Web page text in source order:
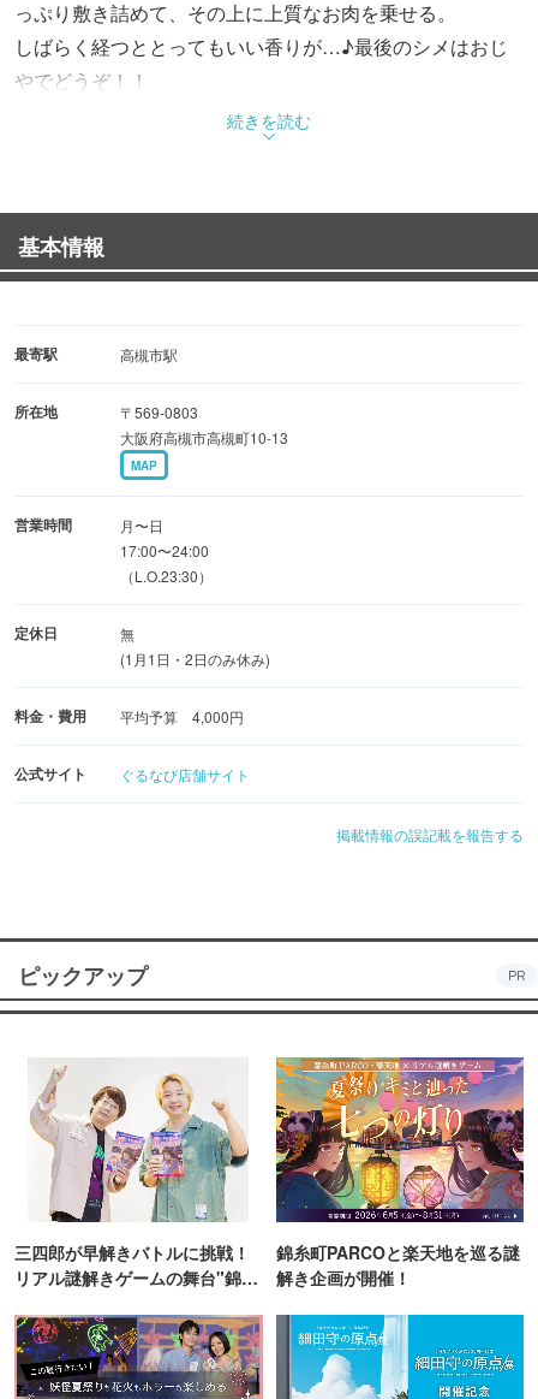
っぷり敷き詰めて、その上に上質なお肉を乗せる。
しばらく経つととってもいい香りが…♪最後のシメはおじ
やでどうぞ！！
その他、生ものや焼もの等、アラカルトも充実しています
(^^
続きを読む
基本情報
最寄駅 高槻市駅
所在地
〒569-0803
大阪府高槻市高槻町10-13
MAP
営業時間
月〜日
17:00〜24:00
（L.O.23:30）
定休日
無
(1月1日・2日のみ休み)
料金・費用 平均予算 4,000円
公式サイト ぐるなび店舗サイト
掲載情報の誤記載を報告する
ピックアップ PR
三四郎が早解きバトルに挑戦！
リアル謎解きゲームの舞台"錦糸
錦糸町PARCOと楽天地を巡る謎
解き企画が開催！